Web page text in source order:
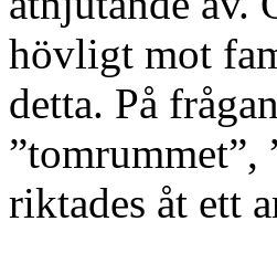
hövligt mot
detta. På
”tomrummet”,
riktades åt ett